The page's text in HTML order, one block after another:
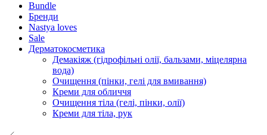
Bundle
Бренди
Nastya loves
Sale
Дерматокосметика
Демакіяж (гідрофільні олії, бальзами, міцелярна
вода)
Очищення (пінки, гелі для вмивання)
Креми для обличчя
Очищення тіла (гелі, пінки, олії)
Креми для тіла, рук